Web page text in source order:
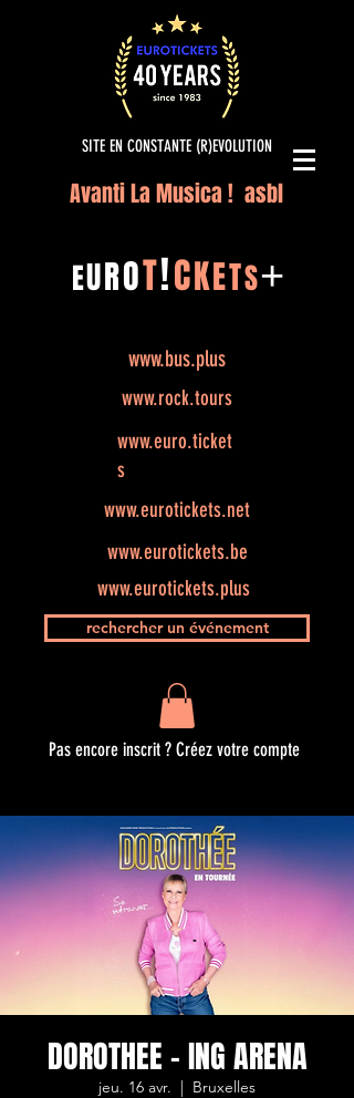
SITE EN CONSTANTE (R)EVOLUTION
Avanti La Musica ! asbl
EUROT!CKETS+
www.bus.plus
www.rock.tours
www.euro.ticket
s
www.eurotickets.net
www.eurotickets.be
www.eurotickets.plus
rechercher un événement
Pas encore inscrit ? Créez votre compte
DOROTHEE - ING ARENA
jeu. 16 avr.
  |
Bruxelles